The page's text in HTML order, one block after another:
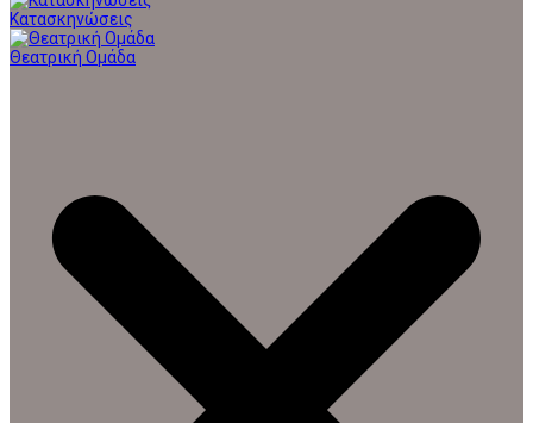
Κατασκηνώσεις
Θεατρική Ομάδα